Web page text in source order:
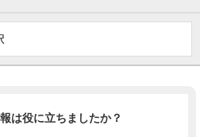
は役に立ちましたか？